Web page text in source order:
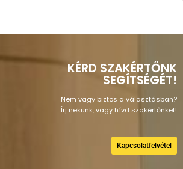
KÉRD SZAKÉRTŐNK
SEGÍTSÉGÉT!
Nem vagy biztos a választásban?
Írj nekünk, vagy hívd szakértőnket!
Kapcsolatfelvétel